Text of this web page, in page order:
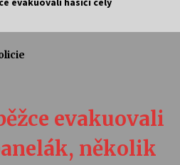
pro děti: Kašpárek v dračí jeskyni
ve Stromovce: Ars Camerata a
Josefíny Duškové: Stávám se
evakuovali
několik